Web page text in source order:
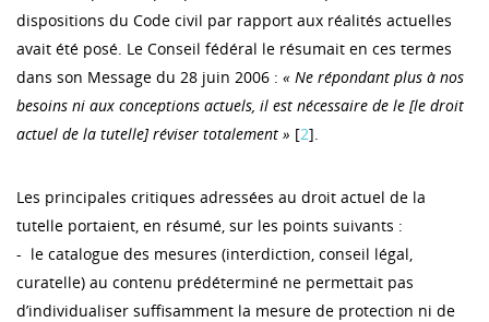
dispositions du Code civil par rapport aux réalités actuelles
avait été posé. Le Conseil fédéral le résumait en ces termes
dans son Message du 28 juin 2006 : « Ne répondant plus à nos
besoins ni aux conceptions actuels, il est nécessaire de le [le droit
actuel de la tutelle] réviser totalement » [2].
Les principales critiques adressées au droit actuel de la
tutelle portaient, en résumé, sur les points suivants :
- le catalogue des mesures (interdiction, conseil légal,
curatelle) au contenu prédéterminé ne permettait pas
d’individualiser suffisamment la mesure de protection ni de